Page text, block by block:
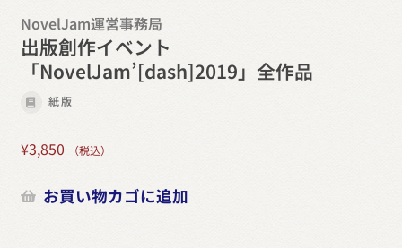
NovelJam運営事務局
出版創作イベント
「NovelJam’[dash]2019」全作品
紙版
¥3,850 （税込）
お買い物カゴに追加